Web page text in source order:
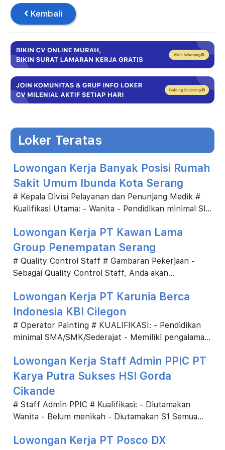
Kembali
Loker Teratas
Lowongan Kerja Banyak Posisi Rumah
Sakit Umum Ibunda Kota Serang
# Kepala Divisi Pelayanan dan Penunjang Medik #
Kualifikasi Utama: - Wanita - Pendidikan minimal Sl
Lowongan Kerja PT Kawan Lama
Group Penempatan Serang
# Quality Control Staff # Gambaran Pekerjaan -
Sebagai Quality Control Staff, Anda akan
produk ya...
Lowongan Kerja PT Karunia Berca
Indonesia KBI Cilegon
# Operator Painting # KUALIFIKASI: - Pendidikan
minimal SMA/SMK/Sederajat - Memiliki pengalaman
Lowongan Kerja Staff Admin PPIC PT
Karya Putra Sukses HSI Gorda
Cikande
# Staff Admin PPIC # Kualifikasi: - Diutamakan
Wanita - Belum menikah - Diutamakan S1 Semua
...
Lowongan Kerja PT Posco DX